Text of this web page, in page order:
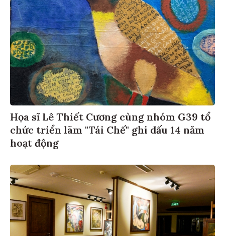
Họa sĩ Lê Thiết Cương cùng nhóm G39 tổ
chức triển lãm "Tái Chế" ghi dấu 14 năm
hoạt động